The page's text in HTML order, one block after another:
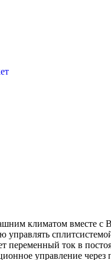
климатом вместе с
управлять
переменный ток в
управление